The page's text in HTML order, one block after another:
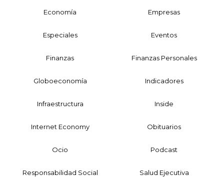
Economía Empresas
Especiales Eventos
Finanzas Finanzas Personales
Globoeconomía Indicadores
Infraestructura Inside
Internet Economy Obituarios
Ocio Podcast
Responsabilidad Social Salud Ejecutiva